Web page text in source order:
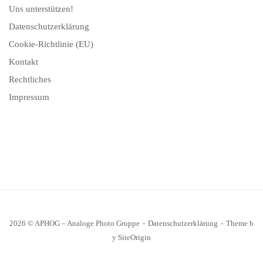
Uns unterstützen!
Datenschutzerklärung
Cookie-Richtlinie (EU)
Kontakt
Rechtliches
Impressum
2026 © APHOG – Analoge Photo Gruppe Datenschutzerklärung
Theme b
y SiteOrigin